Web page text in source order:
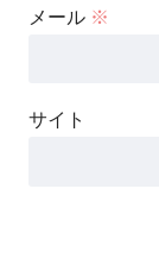
メール ※
サイト